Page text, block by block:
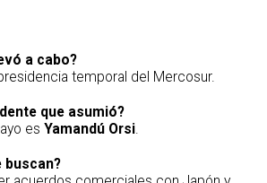
a cabo?
temporal del Mercosur.
que asumió?
es Yamandú Orsi.
buscan?